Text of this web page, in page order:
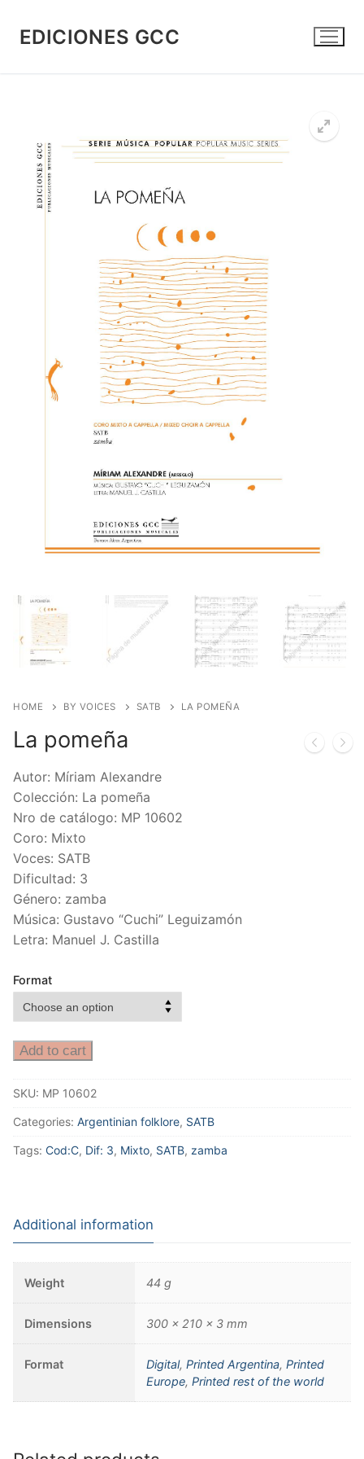
EDICIONES GCC
HOME BY VOICES SATB LA POMEÑA
La pomeña
Autor: Míriam Alexandre
Colección: La pomeña
Nro de catálogo: MP 10602
Coro: Mixto
Voces: SATB
Dificultad: 3
Género: zamba
Música: Gustavo “Cuchi” Leguizamón
Letra: Manuel J. Castilla
Format
Add to cart
SKU: MP 10602
Categories: Argentinian folklore, SATB
Tags: Cod:C, Dif: 3, Mixto, SATB, zamba
Additional information
Weight 44 g
Dimensions 300 × 210 × 3 mm
Format Digital,Printed Argentina,Printed
Europe,Printed rest of the world